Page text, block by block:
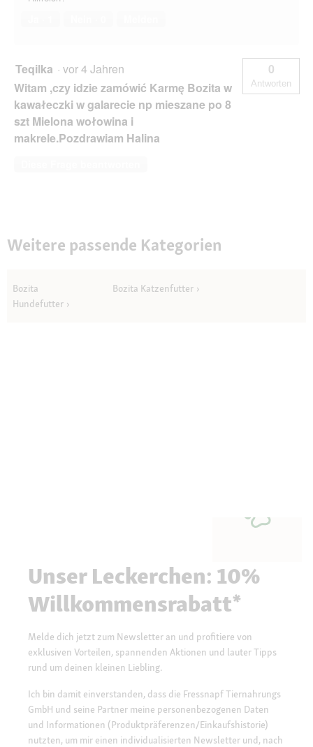
Teqilka · vor 4 Jahren
Witam ,czy idzie zamówić Karmę Bozita w
kawałeczki w galarecie np mieszane po 8
szt Mielona wołowina i
makrele.Pozdrawiam Halina
0
Antworten
Weitere passende Kategorien
Bozita
Hundefutter
Bozita Katzenfutter
Unser Leckerchen: 10%
Willkommensrabatt*
Melde dich jetzt zum Newsletter an und profitiere von
exklusiven Vorteilen, spannenden Aktionen und lauter Tipps
rund um deinen kleinen Liebling.
Ich bin damit einverstanden, dass die Fressnapf Tiernahrungs
GmbH und seine Partner meine personenbezogenen Daten
und Informationen (Produktpräferenzen/Einkaufshistorie)
nutzten, um mir einen individualisierten Newsletter und, nach